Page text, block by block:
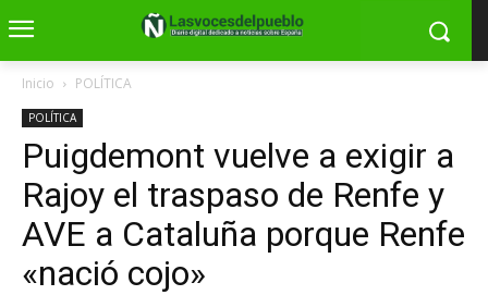
Inicio POLÍTICA
POLÍTICA
Puigdemont vuelve a exigir a
Rajoy el traspaso de Renfe y
AVE a Cataluña porque Renfe
«nació cojo»